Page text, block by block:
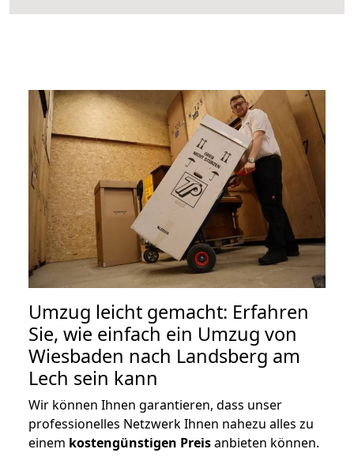
Umzug leicht gemacht: Erfahren
Sie, wie einfach ein Umzug von
Wiesbaden nach Landsberg am
Lech sein kann
Wir können Ihnen garantieren, dass unser
professionelles Netzwerk Ihnen nahezu alles zu
einem kostengünstigen Preisanbieten können.